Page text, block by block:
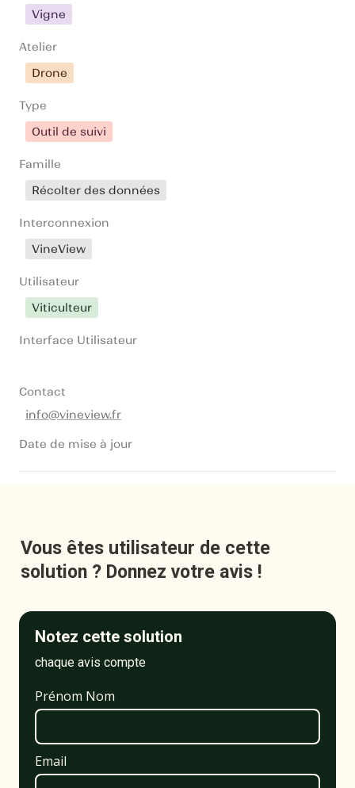
Vigne
Atelier
Drone
Type
Outil de suivi
Famille
Récolter des données
Interconnexion
VineView
Utilisateur
Viticulteur
Interface Utilisateur
Contact
info@vineview.fr
Date de mise à jour
Vous êtes utilisateur de cette
solution ? Donnez votre avis !
Notez cette solution
chaque avis compte
Prénom Nom
Email